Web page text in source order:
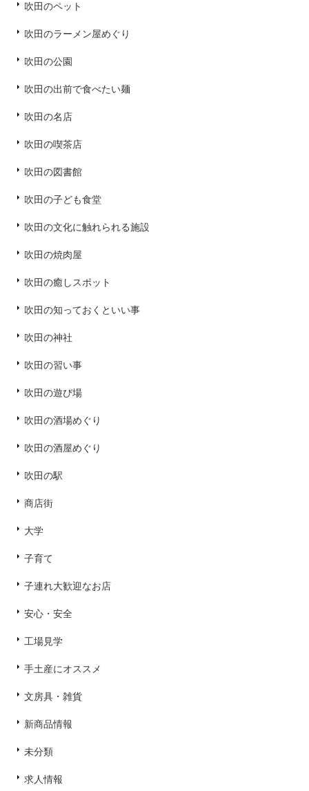
吹田のペット
吹田のラーメン屋めぐり
吹田の公園
吹田の出前で食べたい麺
吹田の名店
吹田の喫茶店
吹田の図書館
吹田の子ども食堂
吹田の文化に触れられる施設
吹田の焼肉屋
吹田の癒しスポット
吹田の知っておくといい事
吹田の神社
吹田の習い事
吹田の遊び場
吹田の酒場めぐり
吹田の酒屋めぐり
吹田の駅
商店街
大学
子育て
子連れ大歓迎なお店
安心・安全
工場見学
手土産にオススメ
文房具・雑貨
新商品情報
未分類
求人情報